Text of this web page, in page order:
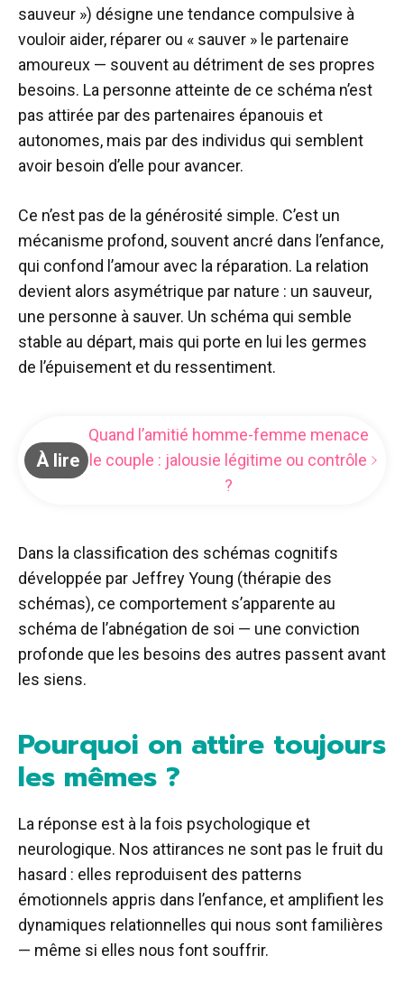
sauveur ») désigne une tendance compulsive à
vouloir aider, réparer ou « sauver » le partenaire
amoureux — souvent au détriment de ses propres
besoins. La personne atteinte de ce schéma n’est
pas attirée par des partenaires épanouis et
autonomes, mais par des individus qui semblent
avoir besoin d’elle pour avancer.
Ce n’est pas de la générosité simple. C’est un
mécanisme profond, souvent ancré dans l’enfance,
qui confond l’amour avec la réparation. La relation
devient alors asymétrique par nature : un sauveur,
une personne à sauver. Un schéma qui semble
stable au départ, mais qui porte en lui les germes
de l’épuisement et du ressentiment.
À lire
Quand l’amitié homme-femme menace
le couple : jalousie légitime ou contrôle
?
Dans la classification des schémas cognitifs
développée par Jeffrey Young (thérapie des
schémas), ce comportement s’apparente au
schéma de l’abnégation de soi — une conviction
profonde que les besoins des autres passent avant
les siens.
Pourquoi on attire toujours
les mêmes ?
La réponse est à la fois psychologique et
neurologique. Nos attirances ne sont pas le fruit du
hasard : elles reproduisent des patterns
émotionnels appris dans l’enfance, et amplifient les
dynamiques relationnelles qui nous sont familières
— même si elles nous font souffrir.